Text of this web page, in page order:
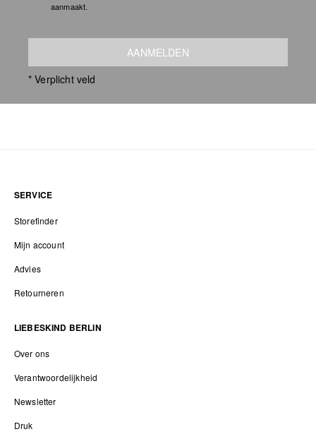
aanmaakt.
AANMELDEN
* Verplicht veld
SERVICE
Storefinder
Mijn account
Advies
Retourneren
LIEBESKIND BERLIN
Over ons
Verantwoordelijkheid
Newsletter
Druk